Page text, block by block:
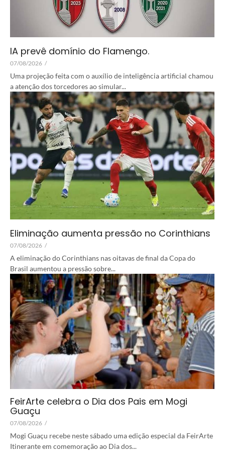
IA prevê domínio do Flamengo.
07/08/2026 /
Uma projeção feita com o auxílio de inteligência artificial chamou
a atenção dos torcedores ao simular...
Eliminação aumenta pressão no Corinthians
07/08/2026 /
A eliminação do Corinthians nas oitavas de final da Copa do
Brasil aumentou a pressão sobre...
FeirArte celebra o Dia dos Pais em Mogi
Guaçu
07/08/2026 /
Mogi Guaçu recebe neste sábado uma edição especial da FeirArte
Itinerante em comemoração ao Dia dos...